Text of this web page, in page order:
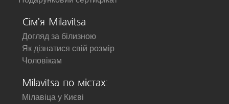
Сім'я Milavitsa
Догляд за білизною
Як дізнатися свій розмір
Чоловікам
Milavitsa по містах:
Мілавіца у Києві